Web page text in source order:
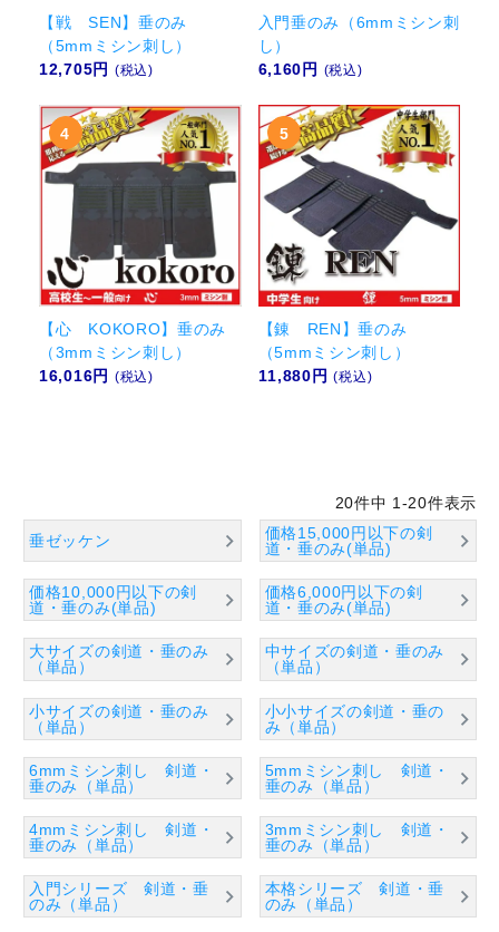
【戦 SEN】垂のみ
（5mmミシン刺し）
12,705円 (税込)
入門垂のみ（6mmミシン刺
し）
6,160円 (税込)
【心 KOKORO】垂のみ
（3mmミシン刺し）
16,016円 (税込)
【錬 REN】垂のみ
（5mmミシン刺し）
11,880円 (税込)
20件中 1 -20件表示
垂ゼッケン
価格15,000円以下の剣
道・垂のみ(単品)
価格10,000円以下の剣
道・垂のみ(単品)
価格6,000円以下の剣
道・垂のみ(単品)
大サイズの剣道・垂のみ
（単品）
中サイズの剣道・垂のみ
（単品）
小サイズの剣道・垂のみ
（単品）
小小サイズの剣道・垂の
み（単品）
6mmミシン刺し 剣道・
垂のみ（単品）
5mmミシン刺し 剣道・
垂のみ（単品）
4mmミシン刺し 剣道・
垂のみ（単品）
3mmミシン刺し 剣道・
垂のみ（単品）
入門シリーズ 剣道・垂
のみ（単品）
本格シリーズ 剣道・垂
のみ（単品）